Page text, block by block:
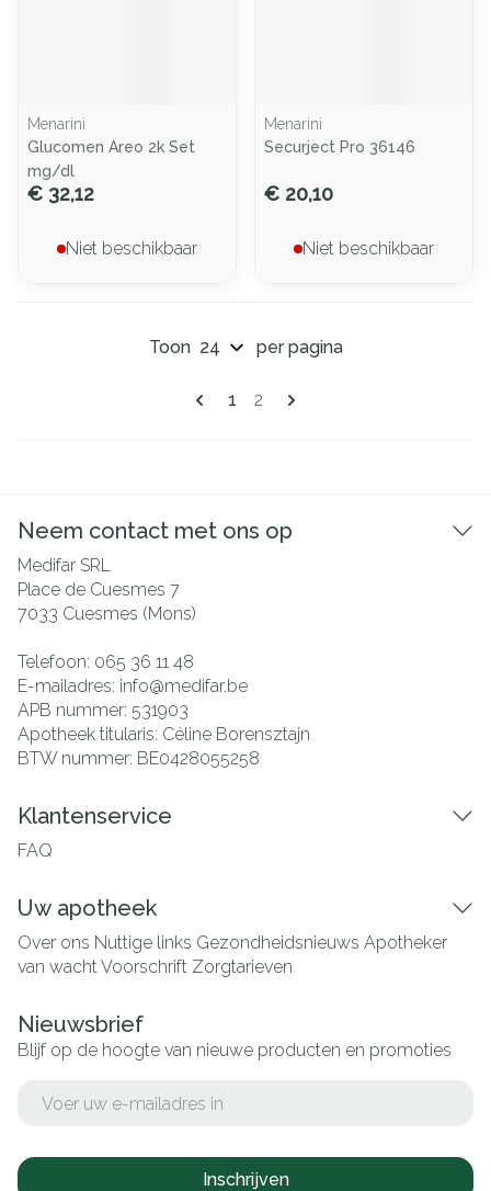
Menarini
Glucomen Areo 2k Set
mg/dl
€ 32,12
Niet beschikbaar
Menarini
Securject Pro 36146
€ 20,10
Niet beschikbaar
Pagina's
U lees momenteel pagina
1 Pagina
2
Toon per pagina
Neem contact met ons op
Medifar SRL
Place de Cuesmes 7
7033 Cuesmes (Mons)
Telefoon: 065 36 11 48
E-mailadres: info@medifar.be
APB nummer: 531903
Apotheek titularis: Céline Borensztajn
BTW nummer: BE0428055258
Klantenservice
FAQ
Uw apotheek
Over ons Nuttige links Gezondheidsnieuws Apotheker
van wachtVoorschrift Zorgtarieven
Nieuwsbrief
Blijf op de hoogte van nieuwe producten en promoties
Inschrijven